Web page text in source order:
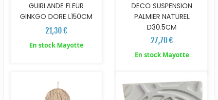
GUIRLANDE FLEUR
GINKGO DORE L150CM
21,30 €
En stock Mayotte
DECO SUSPENSION
PALMIER NATUREL
D30.5CM
27,70 €
En stock Mayotte